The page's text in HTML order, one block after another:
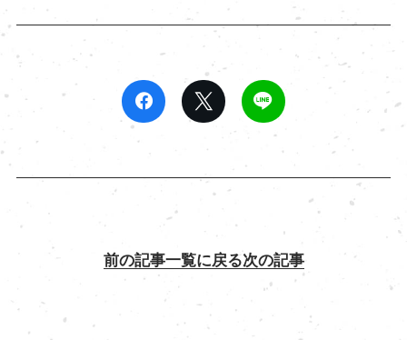
前の記事一覧に戻る次の記事